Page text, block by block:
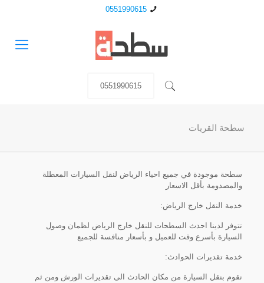
0551990615
0551990615
سطحة القريات
سطحة موجودة في جميع احياء الرياض لنقل السيارات المعطلة
والمصدومة بأقل الاسعار
خدمة النقل خارج الرياض:
تتوفر لدينا احدث السطحات للنقل خارج الرياض لظمان وصول
السيارة بأسرع وقت للعميل و بأسعار منافسة للجميع
خدمة تقديرات الحوادث:
نقوم بنقل السيارة من مكان الحادث الى تقديرات الورش ومن ثم